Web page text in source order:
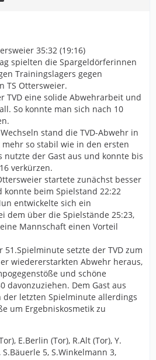
35:32 (19:16)
spielten die Spargeldörferinnen
Trainingslagers gegen
TS Ottersweier.
TVD eine solide Abwehrarbeit und
So konnte man sich nach 10
stand die TVD-Abwehr in
so stabil wie in den ersten
nutzte der Gast aus und konnte bis
verkürzen.
startete zunächst besser
beim Spielstand 22:22
entwickelte sich ein
dem über die Spielstände 25:23,
Mannschaft einen Vorteil
51.Spielminute setzte der TVD zum
wiedererstarkten Abwehr heraus,
und schöne
davonzuziehen. Dem Gast aus
der letzten Spielminute allerdings
um Ergebniskosmetik zu
E.Berlin (Tor), R.Alt (Tor), Y.
5, S.Winkelmann 3,